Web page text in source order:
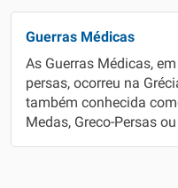
Guerras Médicas
As Guerras Médicas,
persas, ocorreu na
também conhecida
Medas, Greco-Persas